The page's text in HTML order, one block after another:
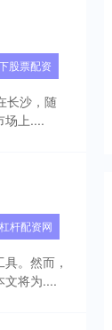
股票配资
长沙，随
场上....
杠杆配资网
。然而，
文将为....